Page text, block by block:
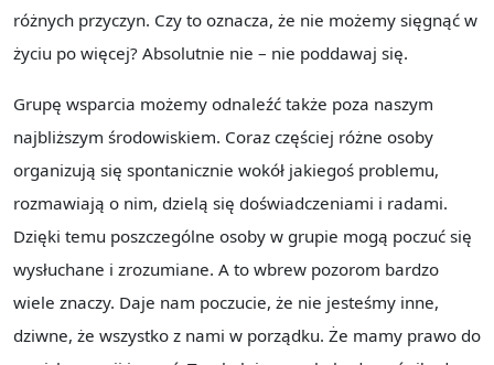
różnych przyczyn. Czy to oznacza, że nie możemy sięgnąć w
życiu po więcej? Absolutnie nie – nie poddawaj się.
Grupę wsparcia możemy odnaleźć także poza naszym
najbliższym środowiskiem. Coraz częściej różne osoby
organizują się spontanicznie wokół jakiegoś problemu,
rozmawiają o nim, dzielą się doświadczeniami i radami.
Dzięki temu poszczególne osoby w grupie mogą poczuć się
wysłuchane i zrozumiane. A to wbrew pozorom bardzo
wiele znaczy. Daje nam poczucie, że nie jesteśmy inne,
dziwne, że wszystko z nami w porządku. Że mamy prawo do